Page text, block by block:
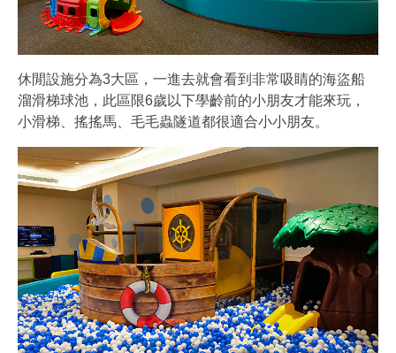
休閒設施分為3大區，一進去就會看到非常吸睛的海盜船
溜滑梯球池，此區限6歲以下學齡前的小朋友才能來玩，
小滑梯、搖搖馬、毛毛蟲隧道都很適合小小朋友。